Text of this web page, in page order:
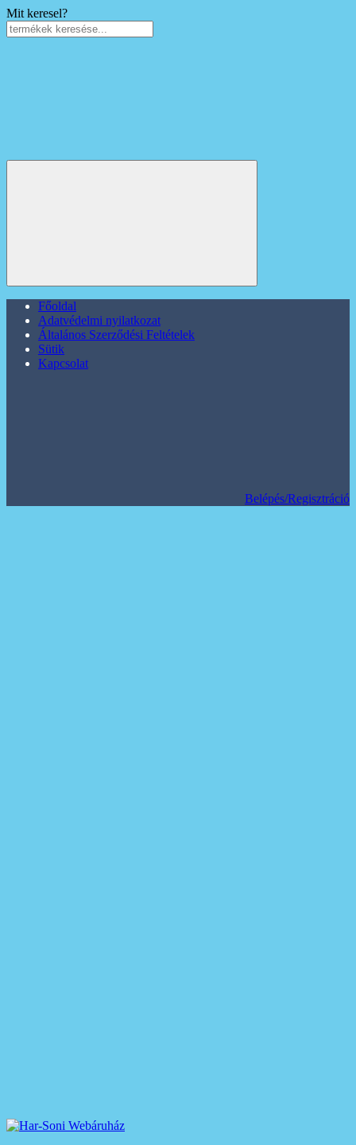
Mit keresel?
Főoldal
Adatvédelmi nyilatkozat
Általános Szerződési Feltételek
Sütik
Kapcsolat
Belépés/Regisztráció